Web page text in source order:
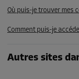
Dès
80,99 EUR/mois
Où puis-je trouver mes
Comment puis-je
Autres sites